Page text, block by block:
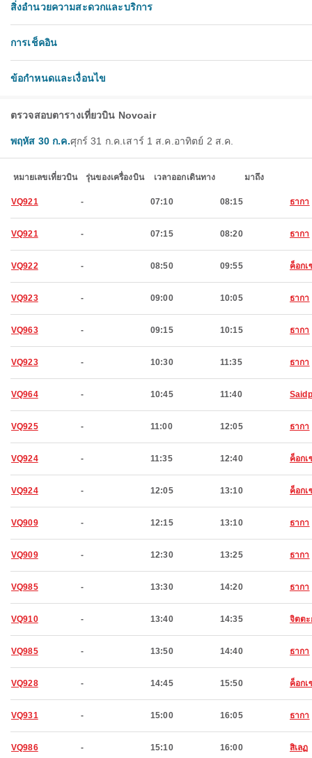
สิ่งอำนวยความสะดวกและบริการ
การเช็คอิน
ข้อกำหนดและเงื่อนไข
ตรวจสอบตารางเที่ยวบิน Novoair
พฤหัส 30 ก.ค.ศุกร์ 31 ก.ค. เสาร์ 1 ส.ค. อาทิตย์ 2 ส.ค.
หมายเลขเที่ยวบิน รุ่นของเครื่องบิน เวลาออกเดินทาง มาถึง
VQ921 - 07:10 08:15 ธากา
VQ921 - 07:15 08:20 ธากา
VQ922 - 08:50 09:55 ค็อกเ
VQ923 - 09:00 10:05 ธากา
VQ963 - 09:15 10:15 ธากา
VQ923 - 10:30 11:35 ธากา
VQ964 - 10:45 11:40
VQ925 - 11:00 12:05 ธากา
VQ924 - 11:35 12:40 ค็อกเ
VQ924 - 12:05 13:10 ค็อกเ
VQ909 - 12:15 13:10 ธากา
VQ909 - 12:30 13:25 ธากา
VQ985 - 13:30 14:20 ธากา
VQ910 - 13:40 14:35 จิตตะ
VQ985 - 13:50 14:40 ธากา
VQ928 - 14:45 15:50 ค็อกเ
VQ931 - 15:00 16:05 ธากา
VQ986 - 15:10 16:00 สิเลฏ